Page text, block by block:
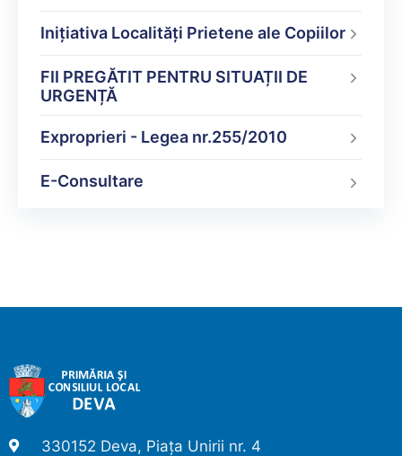
Inițiativa Localități Prietene ale Copiilor
FII PREGĂTIT PENTRU SITUAȚII DE
URGENȚĂ
Exproprieri - Legea nr.255/2010
E-Consultare
330152 Deva, Piața Unirii nr. 4